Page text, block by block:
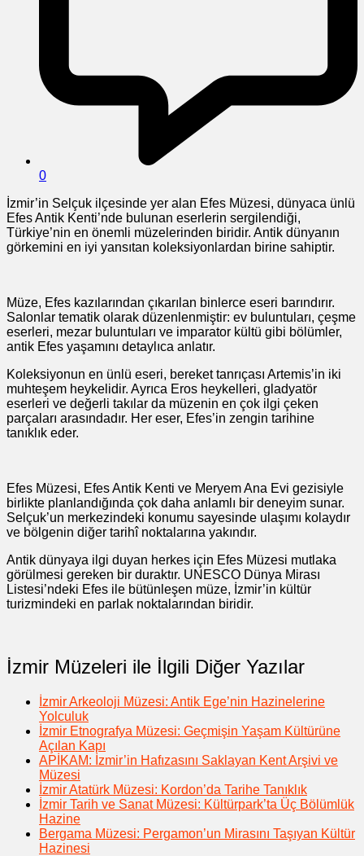
0
İzmir’in Selçuk ilçesinde yer alan Efes Müzesi, dünyaca ünlü
Efes Antik Kenti’nde bulunan eserlerin sergilendiği,
Türkiye’nin en önemli müzelerinden biridir. Antik dünyanın
görkemini en iyi yansıtan koleksiyonlardan birine sahiptir.
Müze, Efes kazılarından çıkarılan binlerce eseri barındırır.
Salonlar tematik olarak düzenlenmiştir: ev buluntuları, çeşme
eserleri, mezar buluntuları ve imparator kültü gibi bölümler,
antik Efes yaşamını detaylıca anlatır.
Koleksiyonun en ünlü eseri, bereket tanrıçası Artemis’in iki
muhteşem heykelidir. Ayrıca Eros heykelleri, gladyatör
eserleri ve değerli takılar da müzenin en çok ilgi çeken
parçaları arasındadır. Her eser, Efes’in zengin tarihine
tanıklık eder.
Efes Müzesi, Efes Antik Kenti ve Meryem Ana Evi gezisiyle
birlikte planlandığında çok daha anlamlı bir deneyim sunar.
Selçuk’un merkezindeki konumu sayesinde ulaşımı kolaydır
ve bölgenin diğer tarihî noktalarına yakındır.
Antik dünyaya ilgi duyan herkes için Efes Müzesi mutlaka
görülmesi gereken bir duraktır. UNESCO Dünya Mirası
Listesi’ndeki Efes ile bütünleşen müze, İzmir’in kültür
turizmindeki en parlak noktalarından biridir.
İzmir Müzeleri ile İlgili Diğer Yazılar
İzmir Arkeoloji Müzesi: Antik Ege’nin Hazinelerine
Yolculuk
İzmir Etnografya Müzesi: Geçmişin Yaşam Kültürüne
Açılan Kapı
APİKAM: İzmir’in Hafızasını Saklayan Kent Arşivi ve
Müzesi
İzmir Atatürk Müzesi: Kordon’da Tarihe Tanıklık
İzmir Tarih ve Sanat Müzesi: Kültürpark’ta Üç Bölümlük
Hazine
Bergama Müzesi: Pergamon’un Mirasını Taşıyan Kültür
Hazinesi